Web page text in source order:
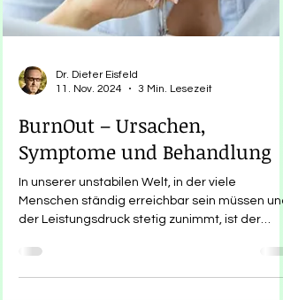
Dr. Dieter Eisfeld
3 Min. Lesezeit
BurnOut – Ursachen,
Symptome und Behandlung
Menschen ständig erreichbar sein müssen und